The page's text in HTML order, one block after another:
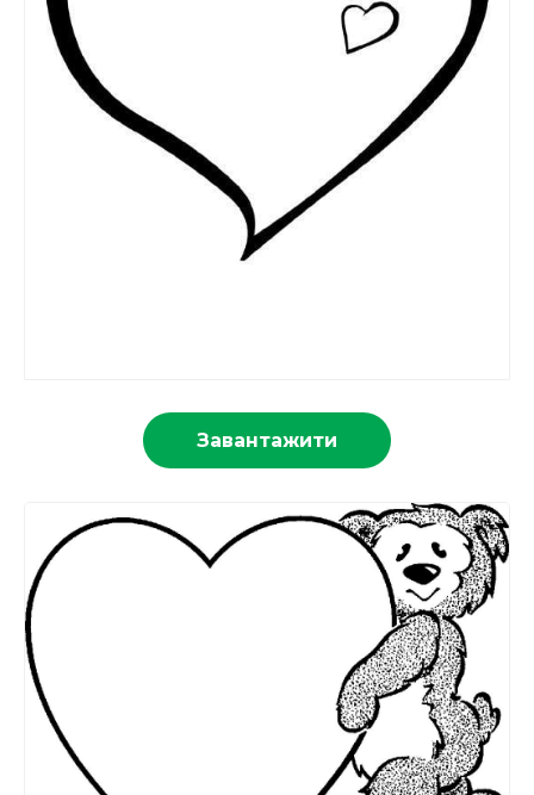
Завантажити